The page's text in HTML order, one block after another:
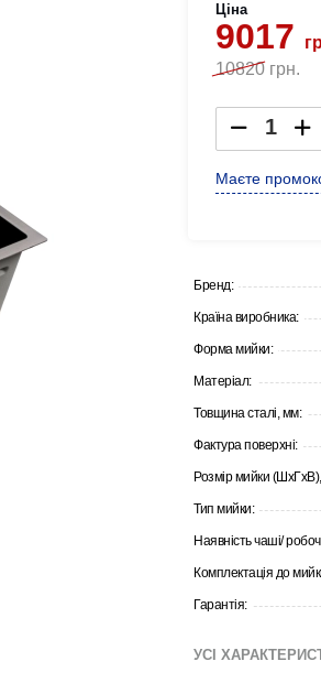
Ціна
9017
10820 грн.
Маєте
Бренд:
Країна виробника:
Форма мийки:
Матеріал:
Товщина сталі, мм:
Фактура поверхні:
Розмір мийки
Тип мийки:
Наявність чаші/
Комплектація до
Гарантія:
УСІ